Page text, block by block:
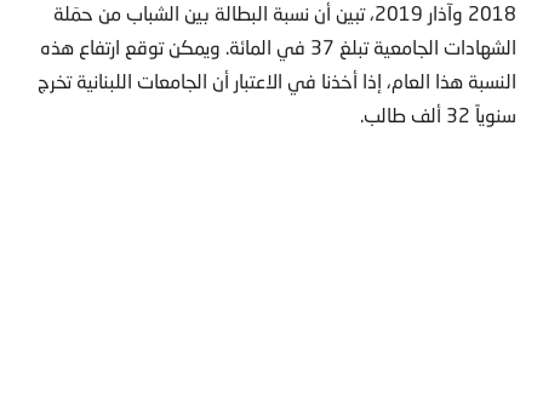
2018 وآذار 2019، تبين أن نسبة البطالة بين الشباب من حمَلة
الشهادات الجامعية تبلغ 37 في المائة. ويمكن توقع ارتفاع هذه
النسبة هذا العام، إذا أخذنا في الاعتبار أن الجامعات اللبنانية تخرج
سنوياً 32 ألف طالب.